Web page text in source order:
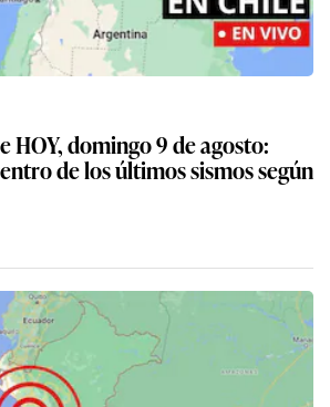
HOY, domingo 9 de agosto:
de los últimos sismos según